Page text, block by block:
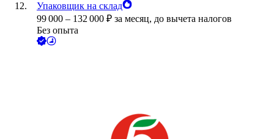
Упаковщик на склад
99 000 – 132 000 ₽ за месяц, до вычета налогов
Без опыта